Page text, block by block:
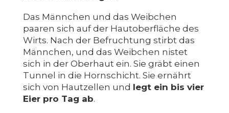
Das Männchen und das Weibchen
paaren sich auf der Hautoberfläche des
Wirts. Nach der Befruchtung stirbt das
Männchen, und das Weibchen nistet
sich in der Oberhaut ein. Sie gräbt einen
Tunnel in die Hornschicht. Sie ernährt
sich von Hautzellen und legt ein bis vier
Eier pro Tag ab.